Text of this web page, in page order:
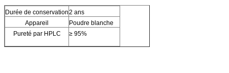
Durée de conservation2 ans
Appareil
Poudre blanche
Pureté par HPLC
≥ 95%